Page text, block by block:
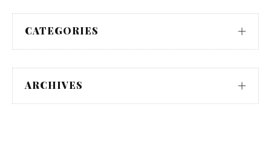
CATEGORIES
ARCHIVES